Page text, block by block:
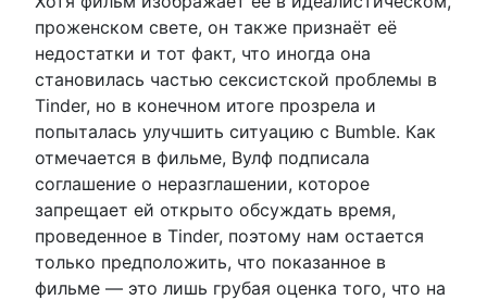
проженском свете, он также признаёт её
недостатки и тот факт, что иногда она
становилась частью сексистской проблемы в
Tinder, но в конечном итоге прозрела и
попыталась улучшить ситуацию с Bumble. Как
отмечается в фильме, Вулф подписала
соглашение о неразглашении, которое
запрещает ей открыто обсуждать время,
проведенное в Tinder, поэтому нам остается
только предположить, что показанное в
фильме — это лишь грубая оценка того, что на